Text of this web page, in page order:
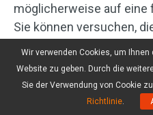
möglicherweise auf eine
Sie können versuchen,
beheben, indem Sie
die
formatieren.
Wir verwenden Cookies, um
Website zu geben. Durch die
Sie der Verwendung von Cookie
Richtlinie.